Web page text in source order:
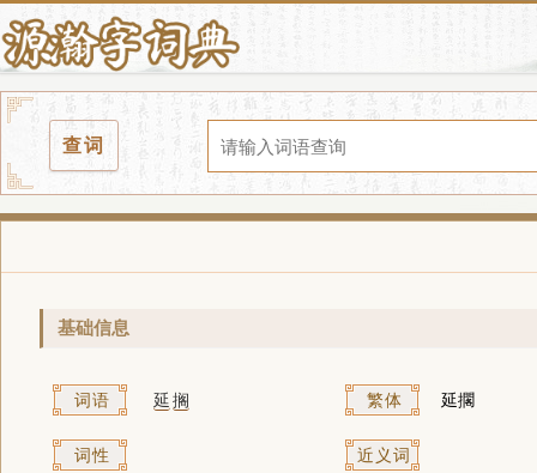
查词
基础信息
词语 延搁 繁体 延擱
词性 近义词